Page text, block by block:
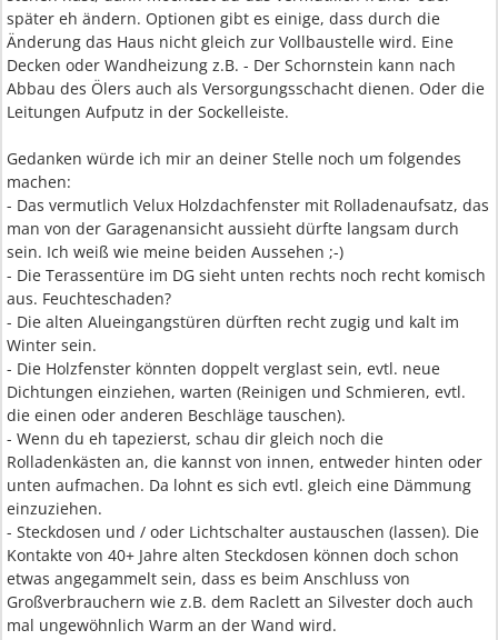
später eh ändern. Optionen gibt es einige, dass durch die
Änderung das Haus nicht gleich zur Vollbaustelle wird. Eine
Decken oder Wandheizung z.B. - Der Schornstein kann nach
Abbau des Ölers auch als Versorgungsschacht dienen. Oder die
Leitungen Aufputz in der Sockelleiste.
Gedanken würde ich mir an deiner Stelle noch um folgendes
machen:
- Das vermutlich Velux Holzdachfenster mit Rolladenaufsatz, das
man von der Garagenansicht aussieht dürfte langsam durch
sein. Ich weiß wie meine beiden Aussehen ;-)
- Die Terassentüre im DG sieht unten rechts noch recht komisch
aus. Feuchteschaden?
- Die alten Alueingangstüren dürften recht zugig und kalt im
Winter sein.
- Die Holzfenster könnten doppelt verglast sein, evtl. neue
Dichtungen einziehen, warten (Reinigen und Schmieren, evtl.
die einen oder anderen Beschläge tauschen).
- Wenn du eh tapezierst, schau dir gleich noch die
Rolladenkästen an, die kannst von innen, entweder hinten oder
unten aufmachen. Da lohnt es sich evtl. gleich eine Dämmung
einzuziehen.
- Steckdosen und / oder Lichtschalter austauschen (lassen). Die
Kontakte von 40+ Jahre alten Steckdosen können doch schon
etwas angegammelt sein, dass es beim Anschluss von
Großverbrauchern wie z.B. dem Raclett an Silvester doch auch
mal ungewöhnlich Warm an der Wand wird.